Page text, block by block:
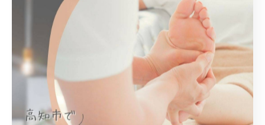
四季折々の自然とリラクゼーションの楽しみ方
高知県高知市安芸郡北川村では、四季ごとに異なる自然
の魅力を感じながらリラクゼーションを楽しめます。春
は新緑の香り、夏は川辺の涼しさ、秋は紅葉、冬は澄ん
だ空気が特徴です。具体的には、季節ごとの自然散策
や、旬の植物を使ったハーブティーを取り入れること